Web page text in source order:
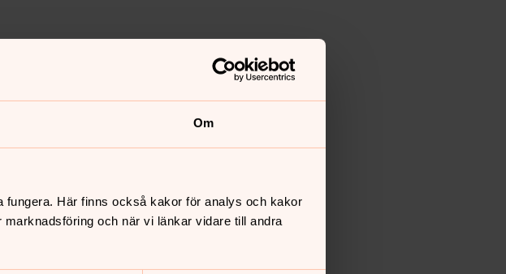
Om
Här finns också kakor för analys och kakor
och när vi länkar vidare till andra
ett